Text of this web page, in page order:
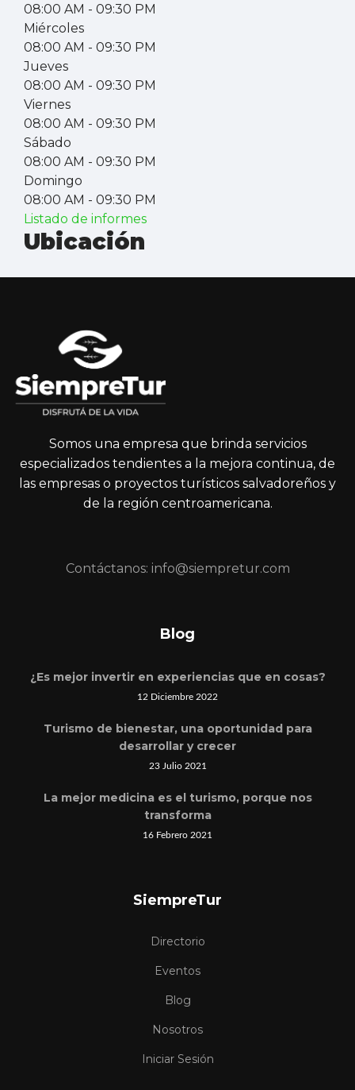
08:00 AM - 09:30 PM
Miércoles
08:00 AM - 09:30 PM
Jueves
08:00 AM - 09:30 PM
Viernes
08:00 AM - 09:30 PM
Sábado
08:00 AM - 09:30 PM
Domingo
08:00 AM - 09:30 PM
Listado de informes
Ubicación
Somos una empresa que brinda servicios
especializados tendientes a la mejora continua, de
las empresas o proyectos turísticos salvadoreños y
de la región centroamericana.
Contáctanos: info@siempretur.com
Blog
¿Es mejor invertir en experiencias que en cosas?
12 Diciembre 2022
Turismo de bienestar, una oportunidad para
desarrollar y crecer
23 Julio 2021
La mejor medicina es el turismo, porque nos
transforma
16 Febrero 2021
SiempreTur
Directorio
Eventos
Blog
Nosotros
Iniciar Sesión